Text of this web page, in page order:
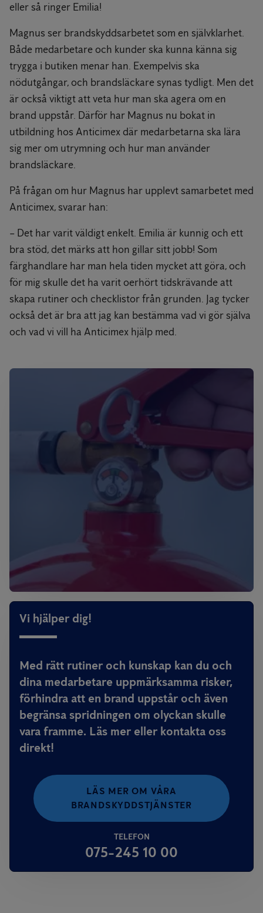
eller så ringer Emilia!
Magnus ser brandskyddsarbetet som en självklarhet.
Både medarbetare och kunder ska kunna känna sig
trygga i butiken menar han. Exempelvis ska
nödutgångar, och brandsläckare synas tydligt. Men det
är också viktigt att veta hur man ska agera om en
brand uppstår. Därför har Magnus nu bokat in
utbildning hos Anticimex där medarbetarna ska lära
sig mer om utrymning och hur man använder
brandsläckare.
På frågan om hur Magnus har upplevt samarbetet med
Anticimex, svarar han:
– Det har varit väldigt enkelt. Emilia är kunnig och ett
bra stöd, det märks att hon gillar sitt jobb! Som
färghandlare har man hela tiden mycket att göra, och
för mig skulle det ha varit oerhört tidskrävande att
skapa rutiner och checklistor från grunden. Jag tycker
också det är bra att jag kan bestämma vad vi gör själva
och vad vi vill ha Anticimex hjälp med.
Vi hjälper dig!
Med rätt rutiner och kunskap kan du och
dina medarbetare uppmärksamma risker,
förhindra att en brand uppstår och även
begränsa spridningen om olyckan skulle
vara framme. Läs mer eller kontakta oss
direkt!
LÄS MER OM VÅRA
BRANDSKYDDSTJÄNSTER
TELEFON
075-245 10 00